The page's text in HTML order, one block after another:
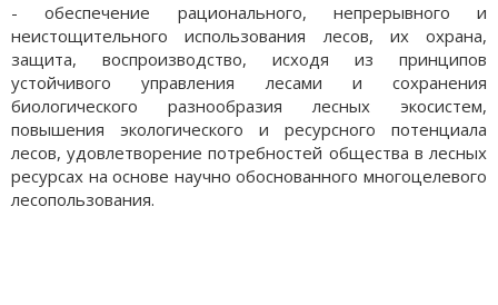
- обеспечение рационального, непрерывного и
неистощительного использования лесов, их охрана,
защита, воспроизводство, исходя из принципов
устойчивого управления лесами и сохранения
биологического разнообразия лесных экосистем,
повышения экологического и ресурсного потенциала
лесов, удовлетворение потребностей общества в лесных
ресурсах на основе научно обоснованного многоцелевого
лесопользования.